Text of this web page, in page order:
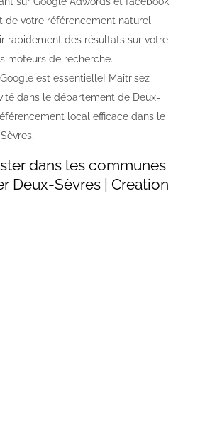
de votre référencement naturel
rapidement des résultats sur votre
moteurs de recherche.
est essentielle! Maîtrisez
dans le département de Deux-
local efficace dans le
dans les communes
Deux-Sèvres | Creation